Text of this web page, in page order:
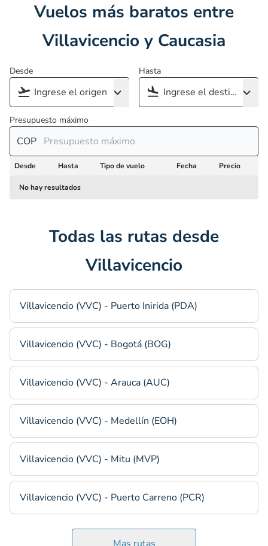
Vuelos más baratos entre
Villavicencio y Caucasia
Desde Hasta
Presupuesto máximo
COP
Desde Hasta Tipo de vuelo Fecha Precio
No hay resultados
Todas las rutas desde
Villavicencio
Villavicencio (VVC) - Puerto Inirida (PDA)
Villavicencio (VVC) - Bogotá (BOG)
Villavicencio (VVC) - Arauca (AUC)
Villavicencio (VVC) - Medellín (EOH)
Villavicencio (VVC) - Mitu (MVP)
Villavicencio (VVC) - Puerto Carreno (PCR)